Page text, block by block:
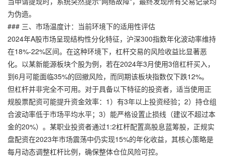
为伪造。
### 三、市场温度计：当前环境下的适用性评估
2024年A股市场呈现结构性分化特征，沪深300指数年化波动率维持
在18%-22%区间。在这种环境下，杠杆交易的风险收益比显著恶
化。以某新能源板块个股为例，若在2024年3月使用3倍杠杆买入，
到6月可能面临35%的回撤风险，而同期该板块指数仅下跌12%。
但杠杆并非完全不可用。对于具备以下特征的投资者，适当使用正
规股票配资可能提升资金效率：1）有3年以上投资经验；2）持仓组
合波动率低于市场平均水平；3）能严格设置止损线（建议不超过本
金的20%）。某职业投资者通过1:2杠杆配置高股息蓝筹股， 正规实
盘配资在2023年市场震荡中仍实现15%的年化收益，其核心策略是
每月动态调整杠杆比例，确保整体仓位风险可控。